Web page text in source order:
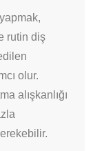
rutin diş
olur.
alışkanlığı